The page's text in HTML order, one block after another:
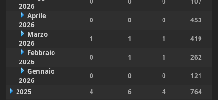
2026
Aprile
2026
0 0 0
453
Marzo
2026
1 1 1
419
Febbraio
2026
0 1 1
262
Gennaio
2026
0 0 0
121
2025
4 6 4
764